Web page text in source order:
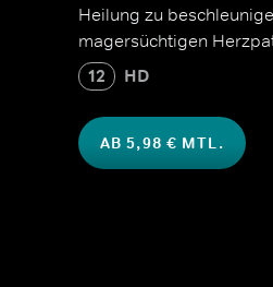
Heilung zu
magersüchtigen
12 HD
AB 5,98 € MTL.